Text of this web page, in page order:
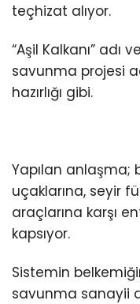
teçhizat alıyor.
“Aşil Kalkanı” adı
savunma projesi
hazırlığı gibi.
Yapılan anlaşma;
uçaklarına, seyir
araçlarına karşı
kapsıyor.
Sistemin
savunma sanayii